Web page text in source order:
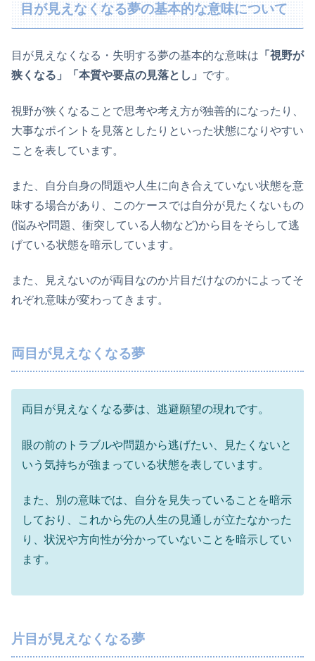
目が見えなくなる夢の基本的な意味について
目が見えなくなる・失明する夢の基本的な意味は 「視野が
狭くなる」「本質や要点の見落とし」 です。
視野が狭くなることで思考や考え方が独善的になったり、
大事なポイントを見落としたりといった状態になりやすい
ことを表しています。
また、自分自身の問題や人生に向き合えていない状態を意
味する場合があり、このケースでは自分が見たくないもの
(悩みや問題、衝突している人物など)から目をそらして逃
げている状態を暗示しています。
また、見えないのが両目なのか片目だけなのかによってそ
れぞれ意味が変わってきます。
両目が見えなくなる夢
両目が見えなくなる夢は、逃避願望の現れです。
眼の前のトラブルや問題から逃げたい、見たくないと
いう気持ちが強まっている状態を表しています。
また、別の意味では、自分を見失っていることを暗示
しており、これから先の人生の見通しが立たなかった
り、状況や方向性が分かっていないことを暗示してい
ます。
片目が見えなくなる夢